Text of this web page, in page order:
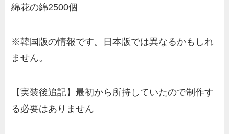
綿花の綿2500個
※韓国版の情報です。日本版では異なるかもしれ
ません。
【実装後追記】最初から所持していたので制作す
る必要はありません